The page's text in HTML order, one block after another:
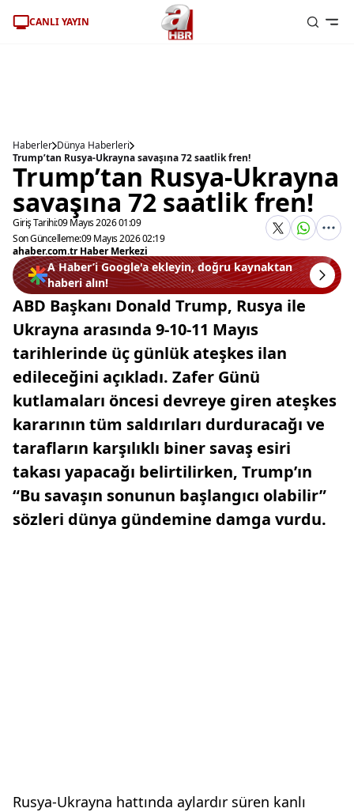
CANLI YAYIN
Haberler Dünya Haberleri
Trump’tan Rusya-Ukrayna savaşına 72 saatlik fren!
Trump’tan Rusya-Ukrayna
savaşına 72 saatlik fren!
Giriş Tarihi:09 Mayıs 2026 01:09
Son Güncelleme:09 Mayıs 2026 02:19
ahaber.com.tr Haber Merkezi
A Haber’i Google'a ekleyin, doğru kaynaktan
haberi alın!
ABD Başkanı Donald Trump, Rusya ile
Ukrayna arasında 9-10-11 Mayıs
tarihlerinde üç günlük ateşkes ilan
edileceğini açıkladı. Zafer Günü
kutlamaları öncesi devreye giren ateşkes
kararının tüm saldırıları durduracağı ve
tarafların karşılıklı biner savaş esiri
takası yapacağı belirtilirken, Trump’ın
“Bu savaşın sonunun başlangıcı olabilir”
sözleri dünya gündemine damga vurdu.
Rusya-Ukrayna hattında aylardır süren kanlı